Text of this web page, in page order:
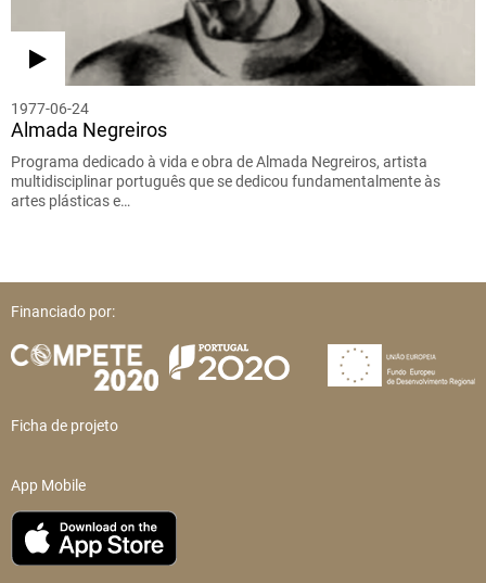
1977-06-24
Almada Negreiros
Programa dedicado à vida e obra de Almada Negreiros, artista
multidisciplinar português que se dedicou fundamentalmente às
artes plásticas e…
Financiado por:
Ficha de projeto
App Mobile